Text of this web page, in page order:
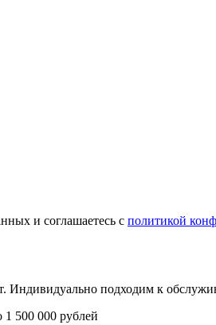
и соглашаетесь с политикой
Индивидуально подходим к
1 500 000 рублей